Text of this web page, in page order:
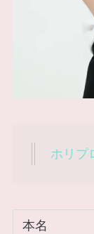
ホリプ
本名